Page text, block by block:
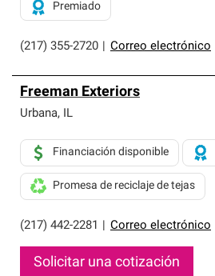
(217) 355-2720 Correo electrónico
Premiado
Freeman Exteriors
Urbana, IL
(217) 442-2281 Correo electrónico
Financiación disponible
Promesa de reciclaje de tejas
Solicitar una cotización